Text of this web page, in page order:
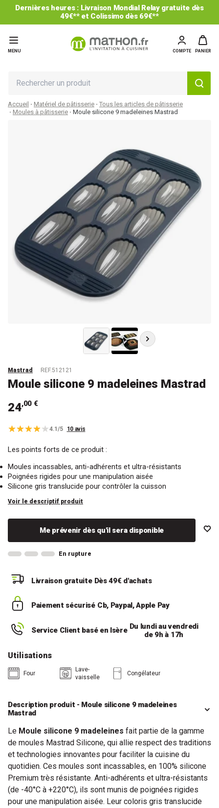
Dernières heures : Livraison Mondial Relay gratuite dès
49€** et Colissimo dès 69€**
MENU COMPTE PANIER
Accueil Matériel de pâtisserie
Tous les articles de pâtisserie
Moules à pâtisserie
Moule silicone 9 madeleines Mastrad
Mastrad REF.512121
Moule silicone 9 madeleines Mastrad
24,00 €
4.1/5 10 avis
Les points forts de ce produit :
Moules incassables, anti-adhérents et ultra-résistants
Poignées rigides pour une manipulation aisée
Silicone gris translucide pour contrôler la cuisson
Voir le descriptif produit
Me prévenir dès qu'il sera disponible
En rupture
Livraison gratuite Dès 49€ d'achats
Paiement sécurisé Cb, Paypal, Apple Pay
Service Client basé en Isère Du lundi au vendredi
de 9h à 17h
Utilisations
Four
Lave-
vaisselle
Congélateur
Description produit - Moule silicone 9 madeleines
Mastrad
Le Moule silicone 9 madeleines fait partie de la gamme
de moules Mastrad Silicone, qui allie respect des traditions
et technologies innovantes pour faciliter la cuisine du
quotidien. Ces moules sont incassables, en 100% silicone
Premium très résistante. Anti-adhérents et ultra-résistants
(de -40°C à +220°C), ils sont munis de poignées rigides
pour une manipulation aisée. Leur coloris gris translucide